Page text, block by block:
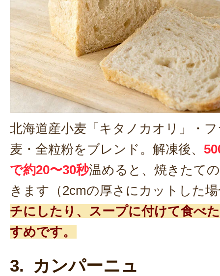
北海道産小麦「キタノカオリ」・
麦・全粒粉をブレンド。解凍後、
で約20〜30秒温めると、焼きたて
きます（2cmの厚さにカットした
チにしたり、スープに付けて食べ
すめです。
3. カンパーニュ